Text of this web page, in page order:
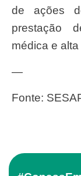
de ações
prestação
médica e
—
Fonte: